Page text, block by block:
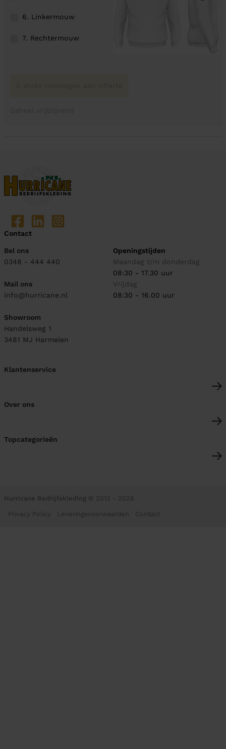
6. Linkermouw
7. Rechtermouw
Contact
Bel ons
0348 - 444 440
Mail ons
info@hurricane.nl
Showroom
Handelsweg 1
3481 MJ Harmelen
Openingstijden
Maandag t/m donderdag
08:30 - 17.30 uur
Vrijdag
08:30 - 16.00 uur
Klantenservice
Over ons
Topcategorieën
Hurricane Bedrijfskleding © 2013 - 2026
Privacy Policy Leveringsvoorwaarden Contact